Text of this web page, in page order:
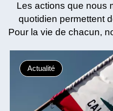
Les actions que nous
quotidien permettent
Pour la vie de chacun,
Actualité